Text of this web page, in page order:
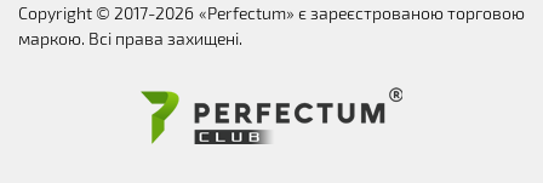
Copyright © 2017-2026 «Perfectum» є зареєстрованою торговою
маркою. Всі права захищені.